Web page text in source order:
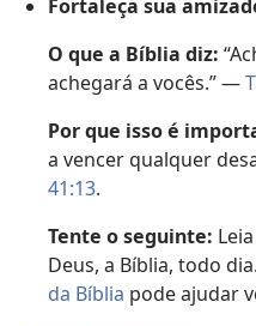
Fortaleça sua
O que a Bíblia diz:
achegará a vocês.” —
Por que isso é
a vencer qualquer
41:13.
Tente o seguinte:
Deus, a Bíblia, todo
da Bíblia pode ajudar